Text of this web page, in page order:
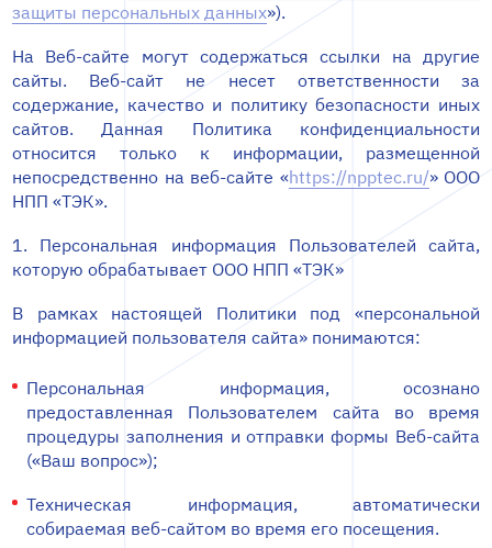
защиты персональных данных»).
На Веб-сайте могут содержаться ссылки на другие
сайты. Веб-сайт не несет ответственности за
содержание, качество и политику безопасности иных
сайтов. Данная Политика конфиденциальности
относится только к информации, размещенной
непосредственно на веб-сайте «https://npptec.ru/» ООО
НПП «ТЭК».
1. Персональная информация Пользователей сайта,
которую обрабатывает ООО НПП «ТЭК»
В рамках настоящей Политики под «персональной
информацией пользователя сайта» понимаются:
Персональная информация, осознано
предоставленная Пользователем сайта во время
процедуры заполнения и отправки формы Веб-сайта
(«Ваш вопрос»);
Техническая информация, автоматически
собираемая веб-сайтом во время его посещения.